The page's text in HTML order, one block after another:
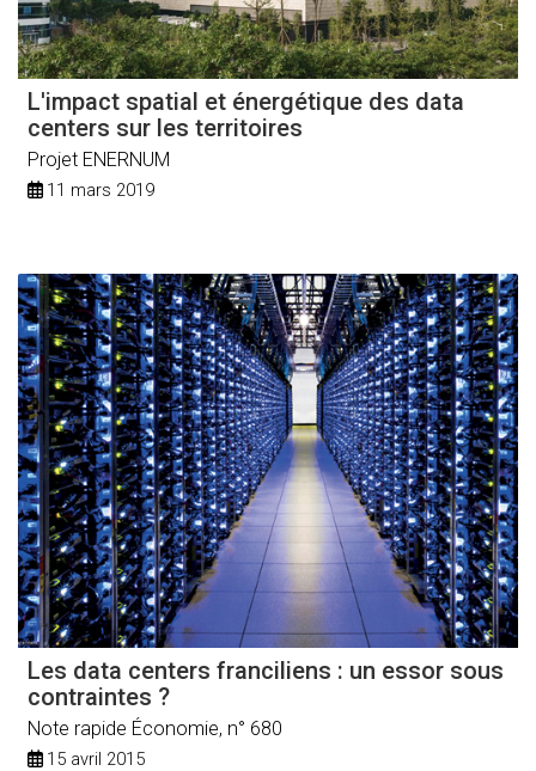
L'impact spatial et énergétique des data
centers sur les territoires
Projet ENERNUM
11 mars 2019
Les data centers franciliens : un essor sous
contraintes ?
Note rapide Économie, n° 680
15 avril 2015